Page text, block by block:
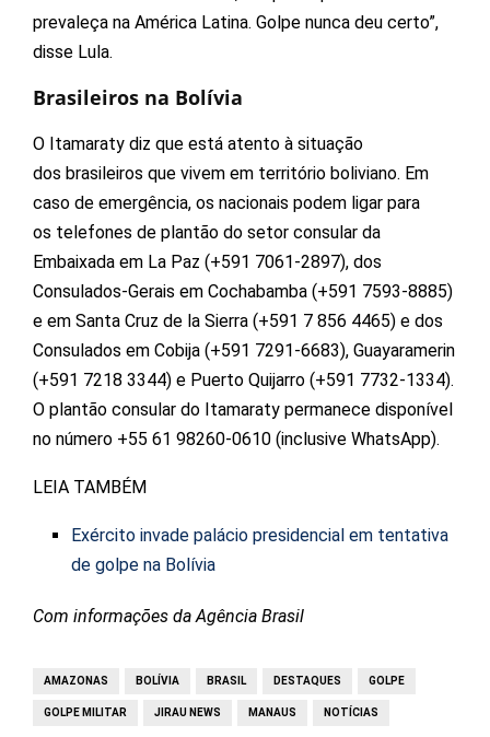
prevaleça na América Latina. Golpe nunca deu certo”,
disse Lula.
Brasileiros na Bolívia
O Itamaraty diz que está atento à situação
dos brasileiros que vivem em território boliviano. Em
caso de emergência, os nacionais podem ligar para
os telefones de plantão do setor consular da
Embaixada em La Paz (+591 7061-2897), dos
Consulados-Gerais em Cochabamba (+591 7593-8885)
e em Santa Cruz de la Sierra (+591 7 856 4465) e dos
Consulados em Cobija (+591 7291-6683), Guayaramerin
(+591 7218 3344) e Puerto Quijarro (+591 7732-1334).
O plantão consular do Itamaraty permanece disponível
no número +55 61 98260-0610 (inclusive WhatsApp).
LEIA TAMBÉM
Exército invade palácio presidencial em tentativa
de golpe na Bolívia
Com informações da Agência Brasil
AMAZONAS BOLÍVIA BRASIL DESTAQUES GOLPE
GOLPE MILITAR JIRAU NEWS MANAUS NOTÍCIAS